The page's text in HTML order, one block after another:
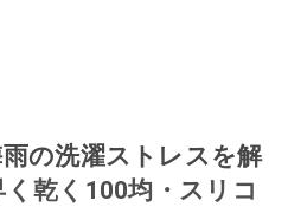
雨の洗濯ストレスを解
乾く100均・スリコ